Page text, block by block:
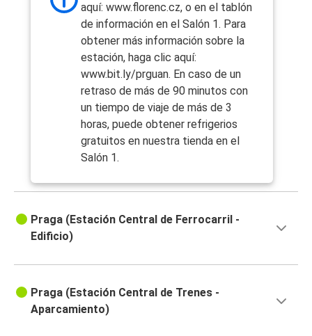
aquí: www.florenc.cz, o en el tablón
de información en el Salón 1. Para
obtener más información sobre la
estación, haga clic aquí:
www.bit.ly/prguan. En caso de un
retraso de más de 90 minutos con
un tiempo de viaje de más de 3
horas, puede obtener refrigerios
gratuitos en nuestra tienda en el
Salón 1.
Praga (Estación Central de Ferrocarril -
Edificio)
Praga (Estación Central de Trenes -
Aparcamiento)